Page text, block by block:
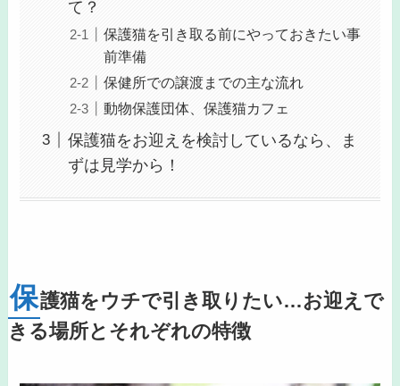
て？
保護猫を引き取る前にやっておきたい事
前準備
保健所での譲渡までの主な流れ
動物保護団体、保護猫カフェ
保護猫をお迎えを検討しているなら、ま
ずは見学から！
保護猫をウチで引き取りたい…お迎えで
きる場所とそれぞれの特徴